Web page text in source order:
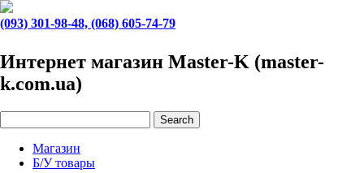
(093) 301-98-48, (068) 605-74-79
Интернет магазин Master-K (master-
k.com.ua)
Магазин
Б/У товары